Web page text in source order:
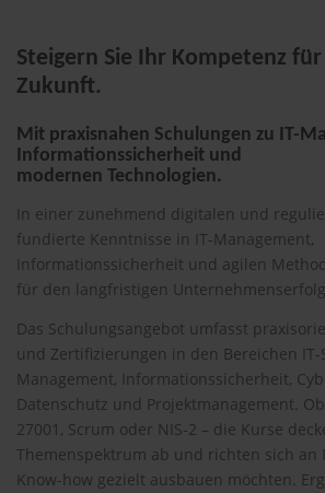
Steigern Sie Ihr Kompetenz
Zukunft.
Mit praxisnahen Schulungen zu IT-
Informationssicherheit und
modernen Technologien.
In einer zunehmend digitalen und
fundierte Kenntnisse in IT-Management,
Informationssicherheit und agilen
für den langfristigen
Das Schulungsangebot umfasst
und Zertifizierungen in den Bereichen IT-
Management, Informationssicherheit,
Datenschutz und Projektmanagement. Ob
27001, Scrum oder NIS-2 – die Kurse
Themenspektrum ab und richten sich an
Know-how gezielt ausbauen möchten.